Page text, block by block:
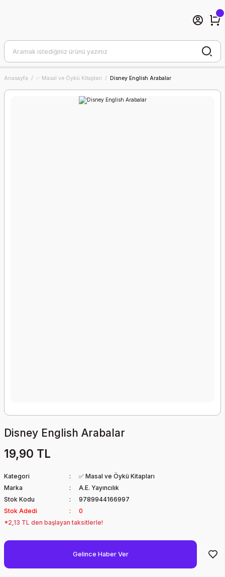
Anasayfa ✅ Masal ve Öykü Kitapları Disney English Arabalar
Disney English Arabalar
19,90 TL
Kategori
✅ Masal ve Öykü Kitapları
Marka
A.E. Yayıncılık
Stok Kodu
9789944166997
Stok Adedi
0
*2,13 TL den başlayan taksitlerle!
Gelince Haber Ver